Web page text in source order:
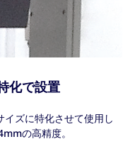
化で設置
ズに特化させて使用し
の高精度。